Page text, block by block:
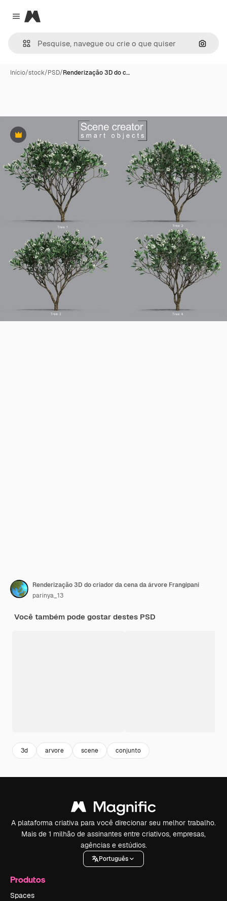
Close menu
Magnific
Início/stock/PSD/Renderização 3D do c…
Premium
Renderização 3D do criador da cena da árvore Frangipani
parinya_13
Você também pode gostar destes PSD
3d arvore scene conjunto
A plataforma criativa para você direcionar seu melhor trabalho.
Mais de 1 milhão de assinantes entre criativos, empresas,
agências e estúdios.
Português
Produtos
Spaces